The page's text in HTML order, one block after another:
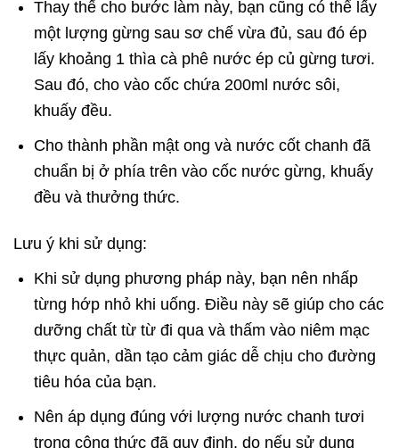
Thay thế cho bước làm này, bạn cũng có thể lấy
một lượng gừng sau sơ chế vừa đủ, sau đó ép
lấy khoảng 1 thìa cà phê nước ép củ gừng tươi.
Sau đó, cho vào cốc chứa 200ml nước sôi,
khuấy đều.
Cho thành phần mật ong và nước cốt chanh đã
chuẩn bị ở phía trên vào cốc nước gừng, khuấy
đều và thưởng thức.
Lưu ý khi sử dụng:
Khi sử dụng phương pháp này, bạn nên nhấp
từng hớp nhỏ khi uống. Điều này sẽ giúp cho các
dưỡng chất từ từ đi qua và thấm vào niêm mạc
thực quản, dần tạo cảm giác dễ chịu cho đường
tiêu hóa của bạn.
Nên áp dụng đúng với lượng nước chanh tươi
trong công thức đã quy định, do nếu sử dụng